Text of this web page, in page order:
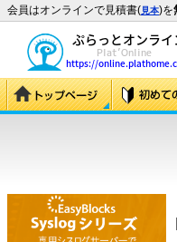
会員はオンラインで見積書(見本)を